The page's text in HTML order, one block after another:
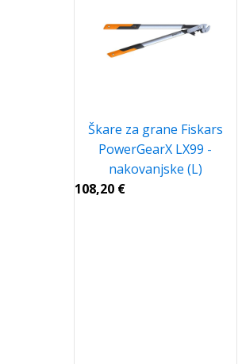
Škare za grane Fiskars
PowerGearX LX99 -
nakovanjske (L)
108,20 €